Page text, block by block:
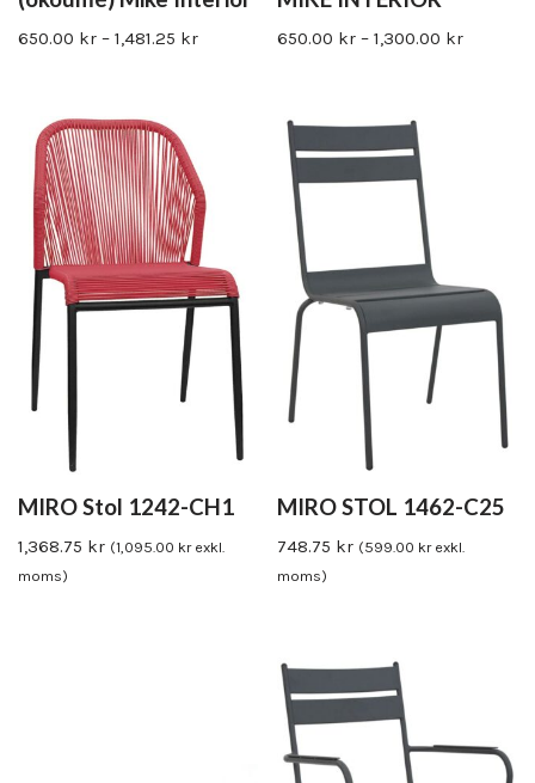
650.00 kr – 1,481.25 kr 650.00 kr – 1,300.00 kr
MIRO Stol 1242-CH1
1,368.75 kr (1,095.00 krexkl.
moms)
MIRO STOL 1462-C25
748.75 kr (599.00 krexkl.
moms)